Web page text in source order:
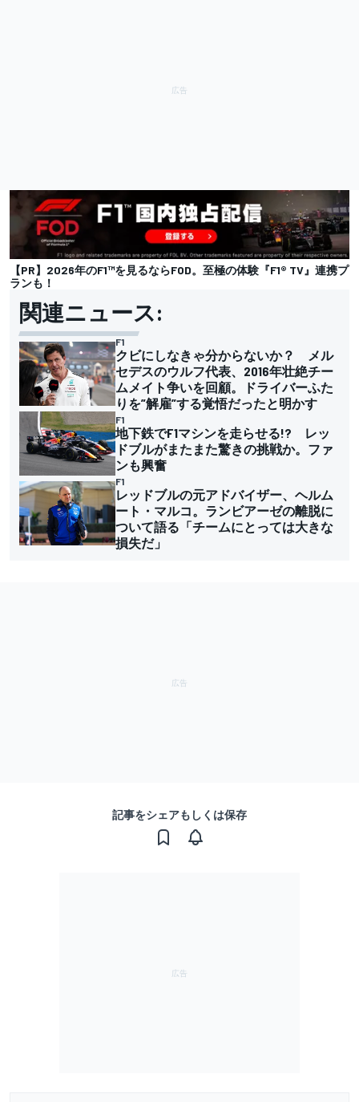
【PR】2026年のF1™を見るならFOD。至極の体験『F1® TV』連携プ
ランも！
関連ニュース:
F1
クビにしなきゃ分からないか？ メル
セデスのウルフ代表、2016年壮絶チー
ムメイト争いを回顧。ドライバーふた
りを”解雇”する覚悟だったと明かす
F1
地下鉄でF1マシンを走らせる!? レッ
ドブルがまたまた驚きの挑戦か。ファ
ンも興奮
F1
レッドブルの元アドバイザー、ヘルム
ート・マルコ。ランビアーゼの離脱に
ついて語る「チームにとっては大きな
損失だ」
記事をシェアもしくは保存